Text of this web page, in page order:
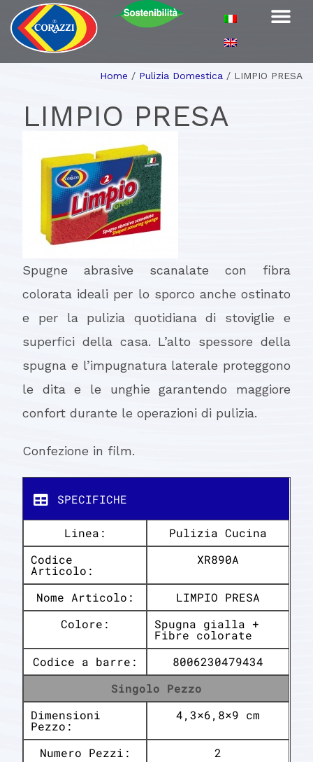
Home / Pulizia Domestica / LIMPIO PRESA
LIMPIO PRESA
Spugne abrasive scanalate con fibra
colorata ideali per lo sporco anche ostinato
e per la pulizia quotidiana di stoviglie e
superfici della casa. L’alto spessore della
spugna e l’impugnatura laterale proteggono
le dita e le unghie garantendo maggiore
confort durante le operazioni di pulizia.
Confezione in film.
SPECIFICHE
Linea:
Pulizia Cucina
Codice
Articolo:
XR890A
Nome Articolo:
LIMPIO PRESA
Colore:
Spugna gialla +
Fibre colorate
Codice a barre:
8006230479434
Singolo Pezzo
Dimensioni
Pezzo:
4,3×6,8×9 cm
Numero Pezzi:
2